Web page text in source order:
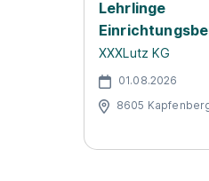
Lehrlinge
XXXLutz KG
01.08.2026
8605